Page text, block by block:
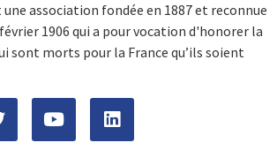
une association fondée en 1887 et reconnue
1906 qui a pour vocation d'honorer la
sont morts pour la France qu’ils soient